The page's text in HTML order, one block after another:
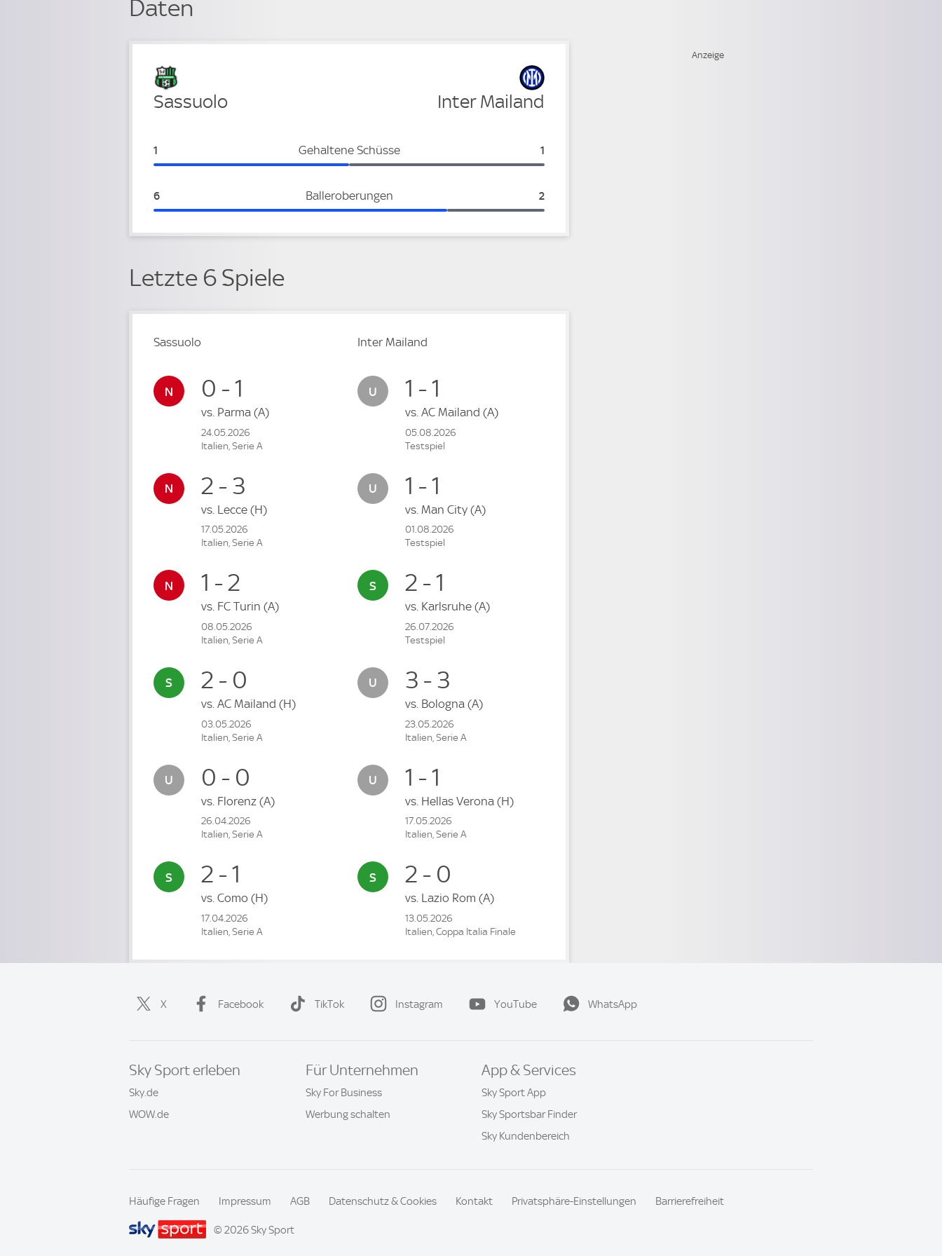
Daten
Verteidigung
Sassuolo Inter Mailand
Gehaltene Schüsse
Sassuolo:
1 Inter Mailand:
1
Balleroberungen
Sassuolo:
6 Inter Mailand:
2
Letzte 6 Spiele
Sassuolo
0 - 1
vs. Parma (A)
24.05.2026
Italien, Serie A
2 - 3
vs. Lecce (H)
17.05.2026
Italien, Serie A
1 - 2
vs. FC Turin (A)
08.05.2026
Italien, Serie A
2 - 0
vs. AC Mailand (H)
03.05.2026
Italien, Serie A
0 - 0
vs. Florenz (A)
26.04.2026
Italien, Serie A
2 - 1
vs. Como (H)
17.04.2026
Italien, Serie A
Inter Mailand
1 - 1
vs. AC Mailand (A)
05.08.2026
Testspiel
1 - 1
vs. Man City (A)
01.08.2026
Testspiel
2 - 1
vs. Karlsruhe (A)
26.07.2026
Testspiel
3 - 3
vs. Bologna (A)
23.05.2026
Italien, Serie A
1 - 1
vs. Hellas Verona (H)
17.05.2026
Italien, Serie A
2 - 0
vs. Lazio Rom (A)
13.05.2026
Italien, Coppa Italia Finale
X Facebook TikTok Instagram YouTube WhatsApp
Sky Sport erleben
Sky.de
WOW.de
Für Unternehmen
Sky For Business
Werbung schalten
App & Services
Sky Sport App
Sky Sportsbar Finder
Sky Kundenbereich
Häufige Fragen Impressum AGB Datenschutz & Cookies Kontakt Privatsphäre-Einstellungen Barrierefreiheit
© 2026 Sky Sport